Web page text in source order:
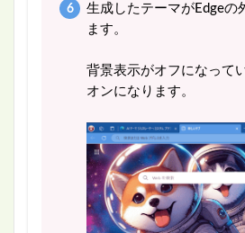
生成したテーマがEdgeの
ます。
背景表示がオフになって
オンになります。